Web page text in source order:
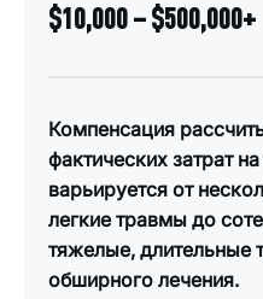
$10,000 – $500,000+
Компенсация
фактических затрат
варьируется от
легкие травмы до
тяжелые, длительные
обширного лечения.